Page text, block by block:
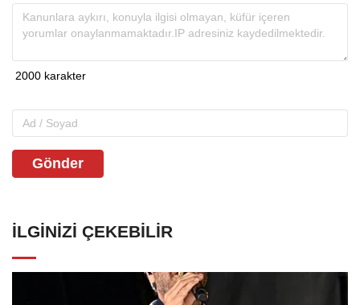
Gönder
İLGINIZI ÇEKEBILIR